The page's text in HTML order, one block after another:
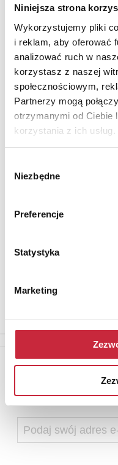
Niniejsza strona
Wykorzystujemy pliki
i reklam, aby oferować
analizować ruch w
korzystasz z naszej
społecznościowym,
Partnerzy mogą
otrzymanymi od Ciebie
korzystania z ich usług.
zgody
Niezbędne
Preferencje
Statystyka
Marketing
Aby otrzymywać